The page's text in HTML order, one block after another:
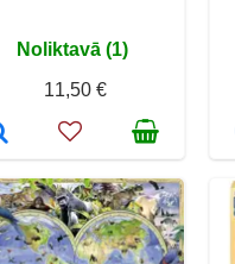
Noliktavā (1)
11,50 €